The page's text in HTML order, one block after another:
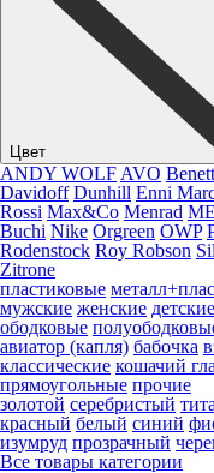
Цвет
ANDY WOLF AVO
Davidoff Dunhill Enni
Rossi Max&Co Menrad
Buchi Nike Orgreen OWP
Rodenstock Roy Robson
Zitrone
пластиковые
мужские женские детские
ободковые
авиатор (капля) бабочка
классические кошачий
прямоугольные прочие
золотой серебристый
красный белый синий
изумруд прозрачный
Все товары категории